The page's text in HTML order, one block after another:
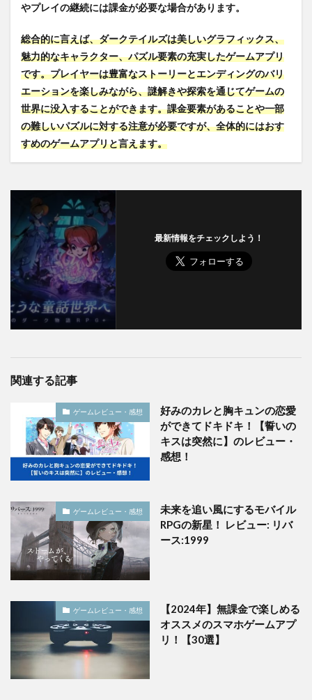
やプレイの継続には課金が必要な場合があります。
総合的に言えば、ダークテイルズは美しいグラフィックス、
魅力的なキャラクター、パズル要素の充実したゲームアプリ
です。プレイヤーは豊富なストーリーとエンディングのバリ
エーションを楽しみながら、謎解きや探索を通じてゲームの
世界に没入することができます。課金要素があることや一部
の難しいパズルに対する注意が必要ですが、全体的にはおす
すめのゲームアプリと言えます。
最新情報をチェックしよう！
関連する記事
ゲームレビュー・感想
好みのカレと胸キュンの恋愛
ができてドキドキ！【誓いの
キスは突然に】のレビュー・
感想！
ゲームレビュー・感想
未来を追い風にするモバイル
RPGの新星！ レビュー: リバ
ース:1999
ゲームレビュー・感想
【2024年】無課金で楽しめる
オススメのスマホゲームアプ
リ！【30選】